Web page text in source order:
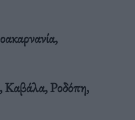
Καβάλα, Ροδόπη,